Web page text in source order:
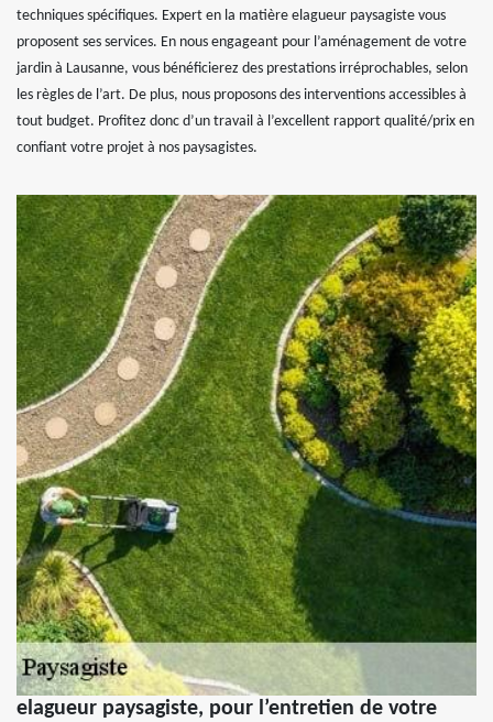
techniques spécifiques. Expert en la matière elagueur paysagiste vous
proposent ses services. En nous engageant pour l’aménagement de votre
jardin à Lausanne, vous bénéficierez des prestations irréprochables, selon
les règles de l’art. De plus, nous proposons des interventions accessibles à
tout budget. Profitez donc d’un travail à l’excellent rapport qualité/prix en
confiant votre projet à nos paysagistes.
elagueur paysagiste, pour l’entretien de votre